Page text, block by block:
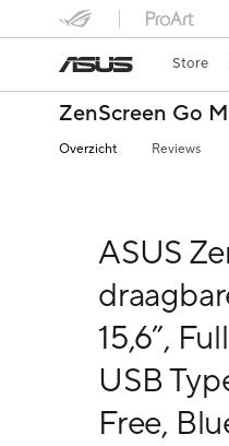
Store
ZenScreen Go
Overzicht Reviews
ASUS
15,6”,
USB
Free,